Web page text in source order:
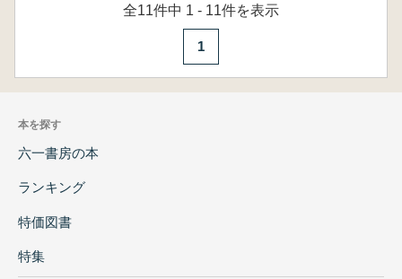
全11件中 1 - 11件を表示
1
本を探す
六一書房の本
ランキング
特価図書
特集